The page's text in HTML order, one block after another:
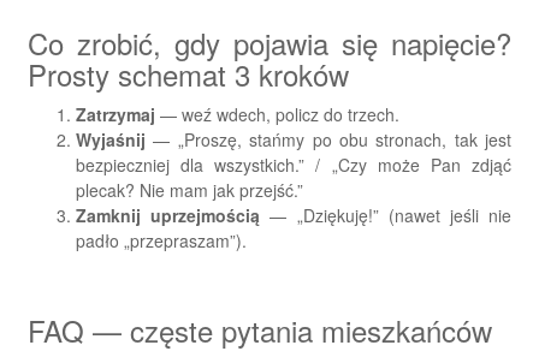
Co zrobić, gdy pojawia się napięcie?
Prosty schemat 3 kroków
Zatrzymaj — weź wdech, policz do trzech.
Wyjaśnij — „Proszę, stańmy po obu stronach, tak jest
bezpieczniej dla wszystkich.” / „Czy może Pan zdjąć
plecak? Nie mam jak przejść.”
Zamknij uprzejmością — „Dziękuję!” (nawet jeśli nie
padło „przepraszam”).
FAQ — częste pytania mieszkańców